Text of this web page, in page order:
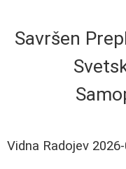
Savršen
Vidna Radojev